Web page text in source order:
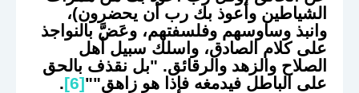
الشياطين وأعوذ بك رب أن يحضرون)،
وانبذ وساوسهم وفلسفتهم، وعَضَّ بالنواجذ
على كلام الصادق، واسلك سبيل أهل
الصلاح والزهد والرقائق. "بل نقذف بالحق
على الباطل فيدمغه فإذا هو زاهق""[6]
.